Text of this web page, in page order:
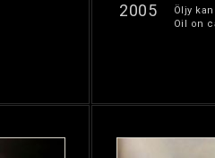
2005
Öljy
Oil on